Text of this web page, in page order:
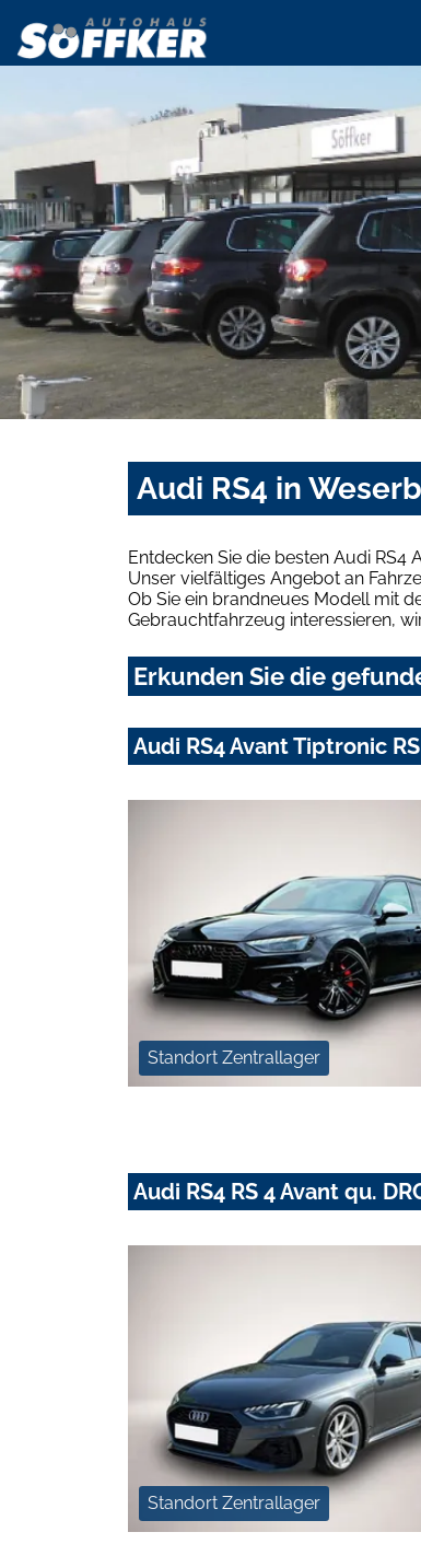
Audi RS4 in
Entdecken Sie die besten Audi
Unser vielfältiges Angebot an
Ob Sie ein brandneues Modell mit
Gebrauchtfahrzeug interessieren,
Erkunden Sie die
Audi RS4 Avant Tiptronic
Standort Zentrallager
Audi RS4 RS 4 Avant qu.
Standort Zentrallager